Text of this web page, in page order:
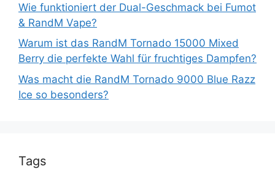
Wie funktioniert der Dual-Geschmack bei Fumot
& RandM Vape?
Warum ist das RandM Tornado 15000 Mixed
Berry die perfekte Wahl für fruchtiges Dampfen?
Was macht die RandM Tornado 9000 Blue Razz
Ice so besonders?
Tags